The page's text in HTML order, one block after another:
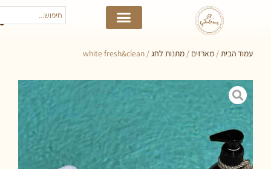
הבית/מארזים/ מתנות לחג/ white fresh&clean